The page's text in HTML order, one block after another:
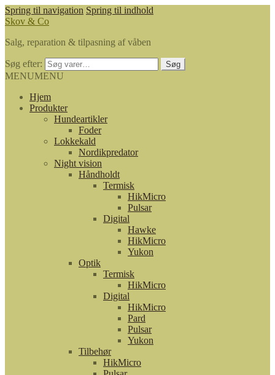
Spring til navigation Spring til indhold
Skov & Co
Salg, reparation & tilpasning af våben
Søg efter: Søg
MENUMENU
Hjem
Produkter
Hundeartikler
Foder
Lokkekald
Nordikpredator
Night vision
Håndholdt
Termisk
HikMicro
Pulsar
Digital
Hawke
HikMicro
Yukon
Optik
Termisk
HikMicro
Digital
HikMicro
Pard
Pulsar
Yukon
Tilbehør
HikMicro